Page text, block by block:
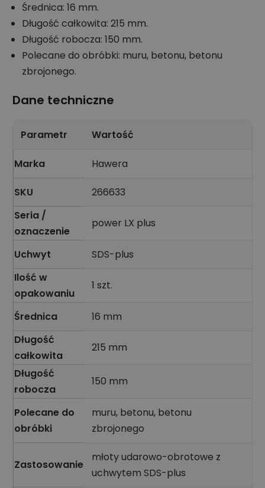
Średnica: 16 mm.
Długość całkowita: 215 mm.
Długość robocza: 150 mm.
Polecane do obróbki: muru, betonu, betonu
zbrojonego.
Dane techniczne
Parametr Wartość
Marka Hawera
SKU
266633
Seria /
oznaczenie
power LX plus
Uchwyt
SDS-plus
Ilość w
opakowaniu
1 szt.
Średnica
16 mm
Długość
całkowita
215 mm
Długość
robocza
150 mm
Polecane do
obróbki
muru, betonu, betonu
zbrojonego
Zastosowanie
młoty udarowo-obrotowe z
uchwytem SDS-plus